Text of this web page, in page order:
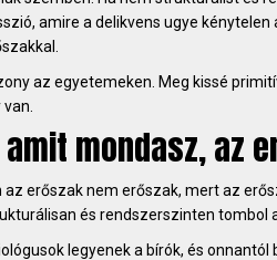
amire a delikvens ugye kénytelen
az egyetemeken. Meg kissé
mondasz, az
az erőszak nem erőszak, mert az
és rendszerszinten tombol
legyenek a bírók, és